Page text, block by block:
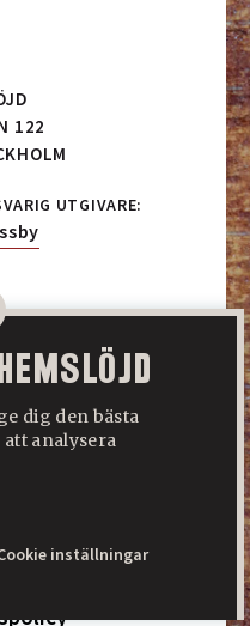
122
UTGIVARE:
här
dig den bästa
analysera
inställningar